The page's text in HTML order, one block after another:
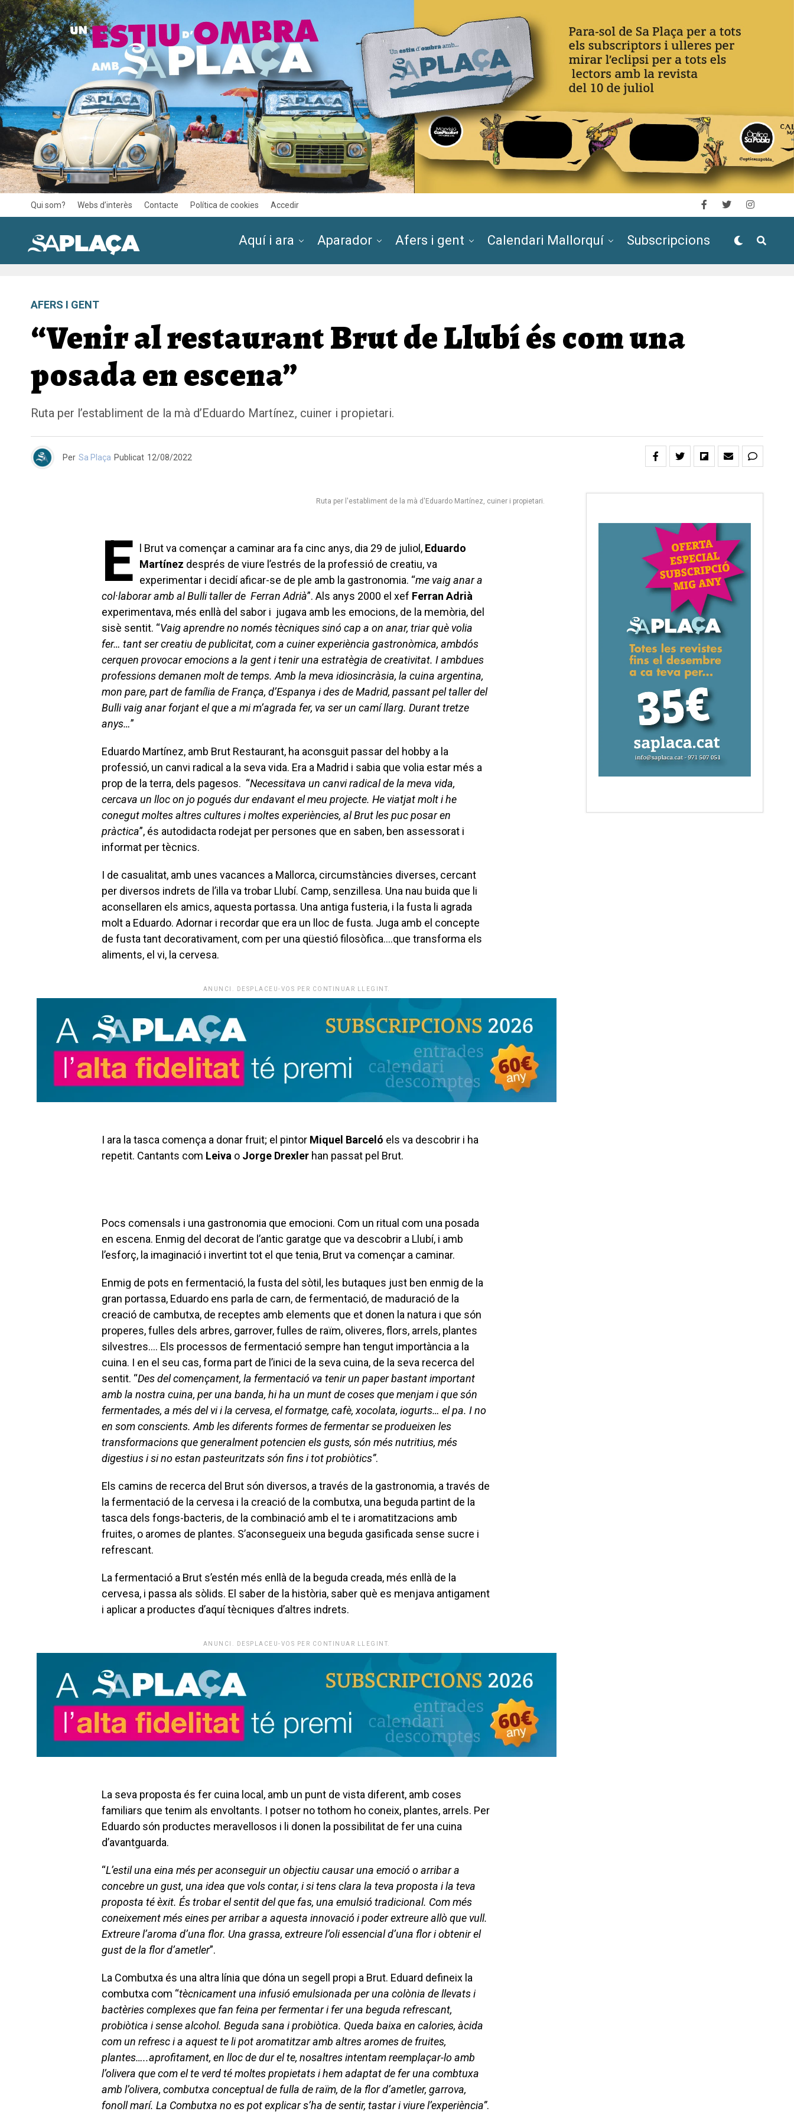
Qui som? Webs d’interès Contacte Política de cookies Accedir
Aquí i ara Aparador Afers i gent Calendari Mallorquí Subscripcions
AFERS I GENT
“Venir al restaurant Brut de Llubí és com una
posada en escena”
Ruta per l’establiment de la mà d’Eduardo Martínez, cuiner i propietari.
Per Sa Plaça Publicat 12/08/2022
Ruta per l'establiment de la mà d'Eduardo Martínez, cuiner i propietari.
E l Brut va començar a caminar ara fa cinc anys, dia 29 de juliol, Eduardo
Martínez després de viure l’estrés de la professió de creatiu, va
experimentar i decidí aficar-se de ple amb la gastronomia. “me vaig anar a
col·laborar amb al Bulli taller de Ferran Adrià”. Als anys 2000 el xef Ferran Adrià
experimentava, més enllà del sabor i jugava amb les emocions, de la memòria, del
sisè sentit. “Vaig aprendre no només tècniques sinó cap a on anar, triar què volia
fer… tant ser creatiu de publicitat, com a cuiner experiència gastronòmica, ambdós
cerquen provocar emocions a la gent i tenir una estratègia de creativitat. I ambdues
professions demanen molt de temps. Amb la meva idiosincràsia, la cuina argentina,
mon pare, part de família de França, d’Espanya i des de Madrid, passant pel taller del
Bulli vaig anar forjant el que a mi m’agrada fer, va ser un camí llarg. Durant tretze
anys…”
Eduardo Martínez, amb Brut Restaurant, ha aconsguit passar del hobby a la
professió, un canvi radical a la seva vida. Era a Madrid i sabia que volia estar més a
prop de la terra, dels pagesos. “Necessitava un canvi radical de la meva vida,
cercava un lloc on jo pogués dur endavant el meu projecte. He viatjat molt i he
conegut moltes altres cultures i moltes experiències, al Brut les puc posar en
pràctica”, és autodidacta rodejat per persones que en saben, ben assessorat i
informat per tècnics.
I de casualitat, amb unes vacances a Mallorca, circumstàncies diverses, cercant
per diversos indrets de l’illa va trobar Llubí. Camp, senzillesa. Una nau buida que li
aconsellaren els amics, aquesta portassa. Una antiga fusteria, i la fusta li agrada
molt a Eduardo. Adornar i recordar que era un lloc de fusta. Juga amb el concepte
de fusta tant decorativament, com per una qüestió filosòfica….que transforma els
aliments, el vi, la cervesa.
ANUNCI. DESPLACEU-VOS PER CONTINUAR LLEGINT.
I ara la tasca comença a donar fruit; el pintor Miquel Barceló els va descobrir i ha
repetit. Cantants com Leiva o Jorge Drexler han passat pel Brut.
Pocs comensals i una gastronomia que emocioni. Com un ritual com una posada
en escena. Enmig del decorat de l’antic garatge que va descobrir a Llubí, i amb
l’esforç, la imaginació i invertint tot el que tenia, Brut va començar a caminar.
Enmig de pots en fermentació, la fusta del sòtil, les butaques just ben enmig de la
gran portassa, Eduardo ens parla de carn, de fermentació, de maduració de la
creació de cambutxa, de receptes amb elements que et donen la natura i que són
properes, fulles dels arbres, garrover, fulles de raïm, oliveres, flors, arrels, plantes
silvestres…. Els processos de fermentació sempre han tengut importància a la
cuina. I en el seu cas, forma part de l’inici de la seva cuina, de la seva recerca del
sentit. “Des del començament, la fermentació va tenir un paper bastant important
amb la nostra cuina, per una banda, hi ha un munt de coses que menjam i que són
fermentades, a més del vi i la cervesa, el formatge, cafè, xocolata, iogurts… el pa. I no
en som conscients. Amb les diferents formes de fermentar se produeixen les
transformacions que generalment potencien els gusts, són més nutritius, més
digestius i si no estan pasteuritzats són fins i tot probiòtics”.
Els camins de recerca del Brut són diversos, a través de la gastronomia, a través de
la fermentació de la cervesa i la creació de la combutxa, una beguda partint de la
tasca dels fongs-bacteris, de la combinació amb el te i aromatitzacions amb
fruites, o aromes de plantes. S’aconsegueix una beguda gasificada sense sucre i
refrescant.
La fermentació a Brut s’estén més enllà de la beguda creada, més enllà de la
cervesa, i passa als sòlids. El saber de la història, saber què es menjava antigament
i aplicar a productes d’aquí tècniques d’altres indrets.
ANUNCI. DESPLACEU-VOS PER CONTINUAR LLEGINT.
La seva proposta és fer cuina local, amb un punt de vista diferent, amb coses
familiars que tenim als envoltants. I potser no tothom ho coneix, plantes, arrels. Per
Eduardo són productes meravellosos i li donen la possibilitat de fer una cuina
d’avantguarda.
“L’estil una eina més per aconseguir un objectiu causar una emoció o arribar a
concebre un gust, una idea que vols contar, i si tens clara la teva proposta i la teva
proposta té èxit. És trobar el sentit del que fas, una emulsió tradicional. Com més
coneixement més eines per arribar a aquesta innovació i poder extreure allò que vull.
Extreure l’aroma d’una flor. Una grassa, extreure l’oli essencial d’una flor i obtenir el
gust de la flor d’ametler”.
La Combutxa és una altra línia que dóna un segell propi a Brut. Eduard defineix la
combutxa com “tècnicament una infusió emulsionada per una colònia de llevats i
bactèries complexes que fan feina per fermentar i fer una beguda refrescant,
probiòtica i sense alcohol. Beguda sana i probiòtica. Queda baixa en calories, àcida
com un refresc i a aquest te li pot aromatitzar amb altres aromes de fruites,
plantes…..aprofitament, en lloc de dur el te, nosaltres intentam reemplaçar-lo amb
l’olivera que com el te verd té moltes propietats i hem adaptat de fer una combtuxa
amb l’olivera, combutxa conceptual de fulla de raïm, de la flor d’ametler, garrova,
fonoll marí. La Combutxa no es pot explicar s’ha de sentir, tastar i viure l’experiència”.